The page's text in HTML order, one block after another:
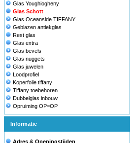
Glas Youghiogheny
Glas Schott
Glas Oceanside TIFFANY
Geblazen antiekglas
Rest glas
Glas extra
Glas bevels
Glas nuggets
Glas juwelen
Loodprofiel
Koperfolie tiffany
Tiffany toebehoren
Dubbelglas inbouw
Opruiming OP=OP
Informatie
Adres & Openingstijden